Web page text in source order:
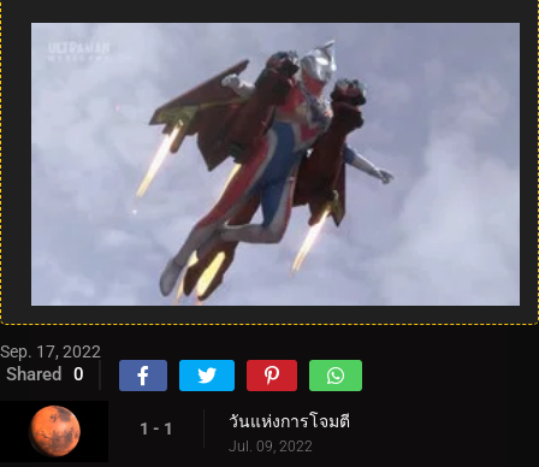
Sep. 17, 2022
Shared 0
1 - 1 วันแห่งการโจมตี
Jul. 09, 2022